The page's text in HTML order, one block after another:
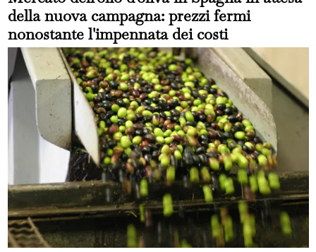
della nuova campagna: prezzi fermi
nonostante l'impennata dei costi